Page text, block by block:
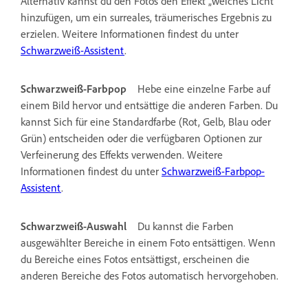
hinzufügen, um ein surreales, träumerisches Ergebnis zu
erzielen. Weitere Informationen findest du unter
Schwarzweiß-Assistent.
Schwarzweiß-Farbpop
Hebe eine einzelne Farbe auf
einem Bild hervor und entsättige die anderen Farben. Du
kannst Sich für eine Standardfarbe (Rot, Gelb, Blau oder
Grün) entscheiden oder die verfügbaren Optionen zur
Verfeinerung des Effekts verwenden. Weitere
Informationen findest du unter Schwarzweiß-Farbpop-
Assistent.
Schwarzweiß-Auswahl
Du kannst die Farben
ausgewählter Bereiche in einem Foto entsättigen. Wenn
du Bereiche eines Fotos entsättigst, erscheinen die
anderen Bereiche des Fotos automatisch hervorgehoben.